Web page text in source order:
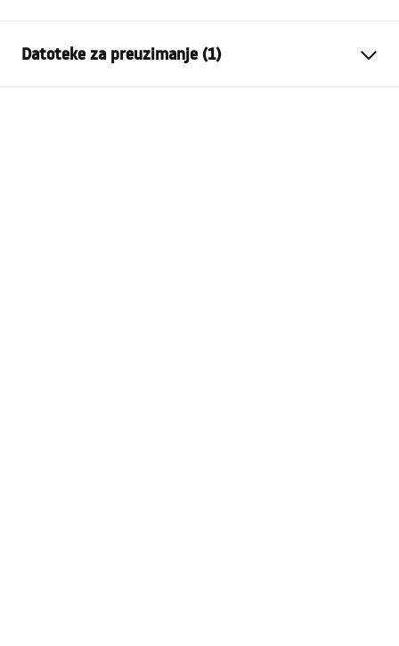
Materijal
Plastika
Visina
160mm
Datoteke za preuzimanje (1)